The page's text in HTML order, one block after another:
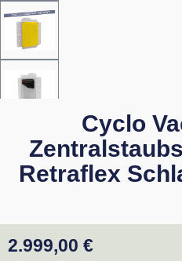
Cyclo
Retraflex
Regulärer Preis:
2.999,00 €